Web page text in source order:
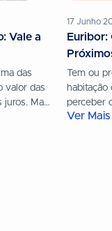
Vale a
das
valor das
juros. Mas
17 Junho
Euribor:
Tem ou
habitação
perceber
forma de
Ver Mais